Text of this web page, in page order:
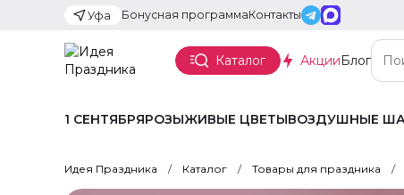
Уфа Бонусная программаКонтакты
Каталог АкцииБлог
1 СЕНТЯБРЯРОЗЫЖИВЫЕ ЦВЕТЫВОЗДУШНЫЕ
Идея Праздника Каталог Товары для праздника